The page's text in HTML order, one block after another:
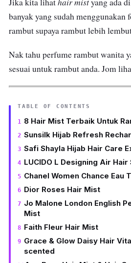
banyak yang sudah
rambut supaya rambut lebih
Nak tahu perfume rambut wanita
sesuai untuk rambut anda. Jom
TABLE OF CONTENTS
8 Hair Mist Terbaik Untuk
Sunsilk Hijab Refresh
Safi Shayla Hijab Hair Care
LUCIDO L Designing Air Hair
Chanel Women Chance Eau
Dior Roses Hair Mist
Jo Malone London English
Mist
Faith Fleur Hair Mist
Grace & Glow Daisy Hair
scented